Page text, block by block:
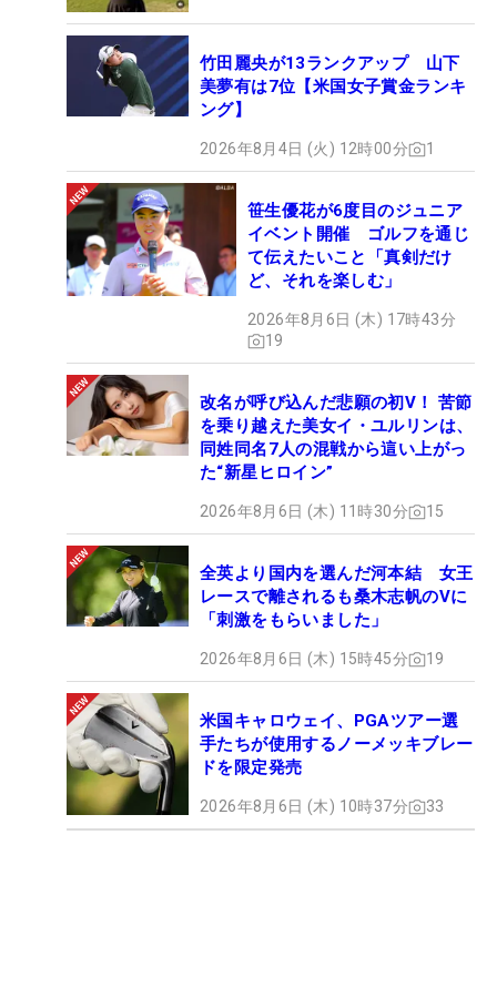
竹田麗央が13ランクアップ 山下
美夢有は7位【米国女子賞金ランキ
ング】
2026年8月4日 (火) 12時00分 1
笹生優花が6度目のジュニア
イベント開催 ゴルフを通じ
て伝えたいこと「真剣だけ
ど、それを楽しむ」
2026年8月6日 (木) 17時43分
19
改名が呼び込んだ悲願の初V！ 苦節
を乗り越えた美女イ・ユルリンは、
同姓同名7人の混戦から這い上がっ
た“新星ヒロイン”
2026年8月6日 (木) 11時30分 15
全英より国内を選んだ河本結 女王
レースで離されるも桑木志帆のVに
「刺激をもらいました」
2026年8月6日 (木) 15時45分 19
米国キャロウェイ、PGAツアー選
手たちが使用するノーメッキブレー
ドを限定発売
2026年8月6日 (木) 10時37分 33